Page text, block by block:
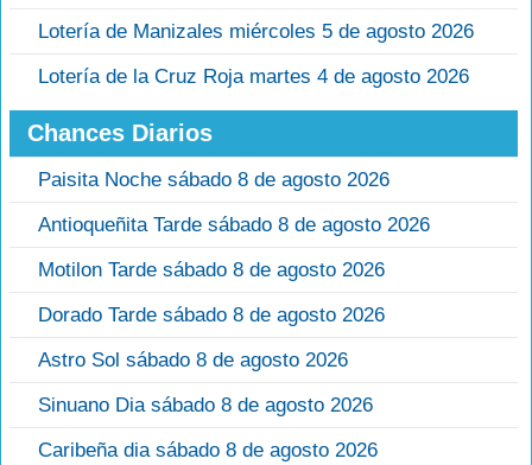
Lotería de Manizales miércoles 5 de agosto 2026
Lotería de la Cruz Roja martes 4 de agosto 2026
Chances Diarios
Paisita Noche sábado 8 de agosto 2026
Antioqueñita Tarde sábado 8 de agosto 2026
Motilon Tarde sábado 8 de agosto 2026
Dorado Tarde sábado 8 de agosto 2026
Astro Sol sábado 8 de agosto 2026
Sinuano Dia sábado 8 de agosto 2026
Caribeña dia sábado 8 de agosto 2026